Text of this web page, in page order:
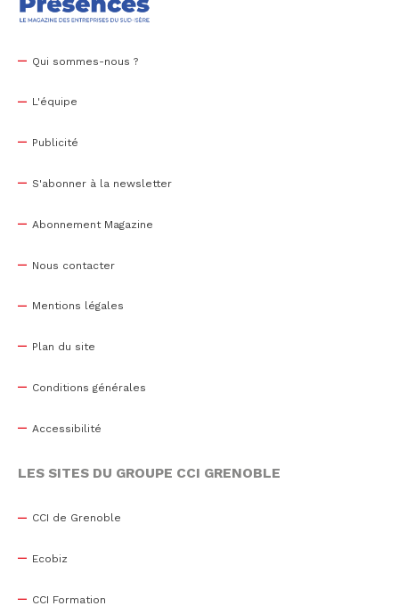
Qui sommes-nous ?
L'équipe
Publicité
S'abonner à la newsletter
Abonnement Magazine
Nous contacter
Mentions légales
Plan du site
Conditions générales
Accessibilité
LES SITES DU GROUPE CCI GRENOBLE
CCI de Grenoble
Ecobiz
CCI Formation